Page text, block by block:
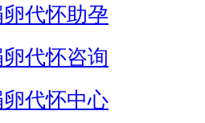
卵代怀助孕
卵代怀咨询
卵代怀中心